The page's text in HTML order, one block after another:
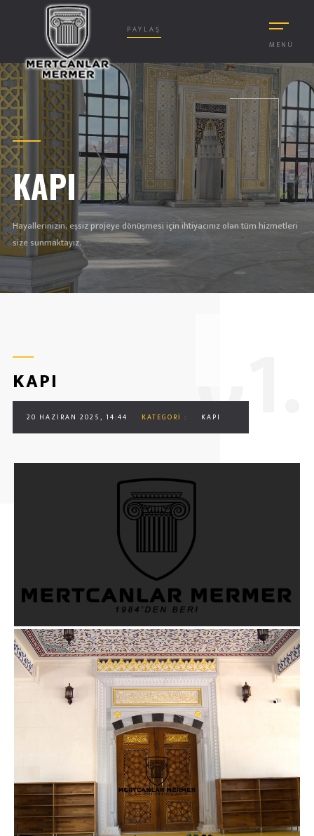
MENÜ
PAYLAŞ
KAPI
Hayallerinizin, eşsiz projeye dönüşmesi için ihtiyacınız olan tüm hizmetleri
size sunmaktayız.
KAPI
20 HAZIRAN 2025, 14:44 KATEGORI : KAPI
01.